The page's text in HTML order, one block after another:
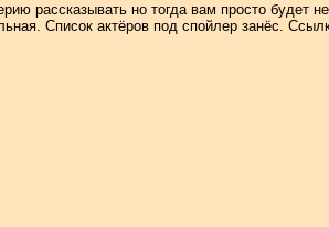
рассказывать но тогда вам просто будет
Список актёров под спойлер занёс.